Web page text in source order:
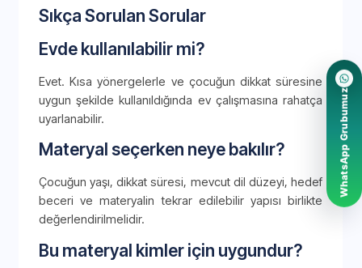
Sıkça Sorulan Sorular
Evde kullanılabilir mi?
Evet. Kısa yönergelerle ve çocuğun dikkat süresine
uygun şekilde kullanıldığında ev çalışmasına rahatça
uyarlanabilir.
Materyal seçerken neye bakılır?
Çocuğun yaşı, dikkat süresi, mevcut dil düzeyi, hedef
beceri ve materyalin tekrar edilebilir yapısı birlikte
değerlendirilmelidir.
Bu materyal kimler için uygundur?
WhatsApp Grubumuz